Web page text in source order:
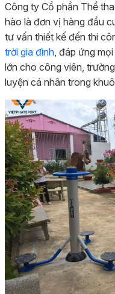
Công ty Cổ phần Thể
hào là đơn vị hàng đầu
tư vấn thiết kế đến thi
trời gia đình, đáp ứng
lớn cho công viên,
luyện cá nhân trong